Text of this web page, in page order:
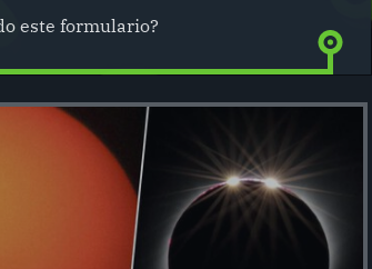
este formulario?